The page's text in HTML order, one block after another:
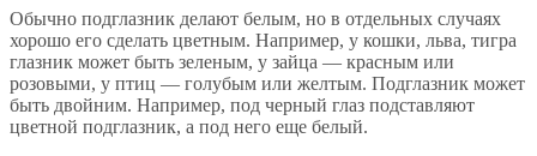
Обычно подглазник делают белым, но в отдельных случаях
хорошо его сделать цветным. Например, у кошки, льва, тигра
глазник может быть зеленым, у зайца — красным или
розовыми, у птиц — голубым или желтым. Подглазник может
быть двойним. Например, под черный глаз подставляют
цветной подглазник, а под него еще белый.